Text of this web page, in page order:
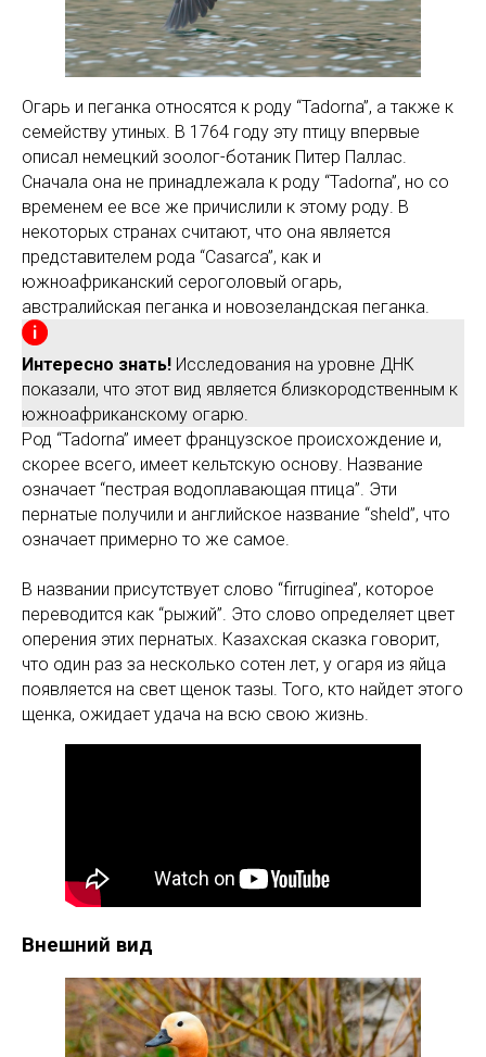
Огарь и пеганка относятся к роду “Tadorna”, а также к
семейству утиных. В 1764 году эту птицу впервые
описал немецкий зоолог-ботаник Питер Паллас.
Сначала она не принадлежала к роду “Tadorna”, но со
временем ее все же причислили к этому роду. В
некоторых странах считают, что она является
представителем рода “Casarca”, как и
южноафриканский сероголовый огарь,
австралийская пеганка и новозеландская пеганка.
Интересно знать! Исследования на уровне ДНК
показали, что этот вид является близкородственным к
южноафриканскому огарю.
Род “Tadorna” имеет французское происхождение и,
скорее всего, имеет кельтскую основу. Название
означает “пестрая водоплавающая птица”. Эти
пернатые получили и английское название “sheld”, что
означает примерно то же самое.
В названии присутствует слово “firruginea”, которое
переводится как “рыжий”. Это слово определяет цвет
оперения этих пернатых. Казахская сказка говорит,
что один раз за несколько сотен лет, у огаря из яйца
появляется на свет щенок тазы. Того, кто найдет этого
щенка, ожидает удача на всю свою жизнь.
Внешний вид